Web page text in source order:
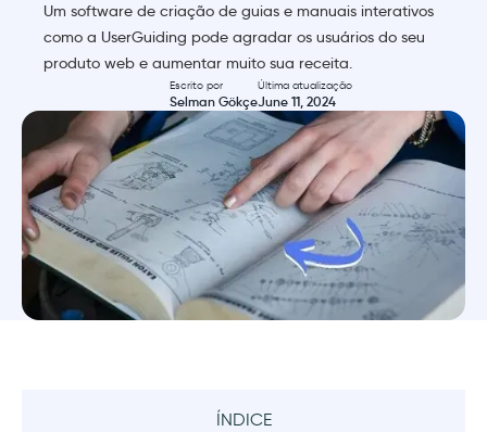
Um software de criação de guias e manuais interativos
como a UserGuiding pode agradar os usuários do seu
produto web e aumentar muito sua receita.
Escrito por
Selman Gökçe
Última atualização
June 11, 2024
ÍNDICE